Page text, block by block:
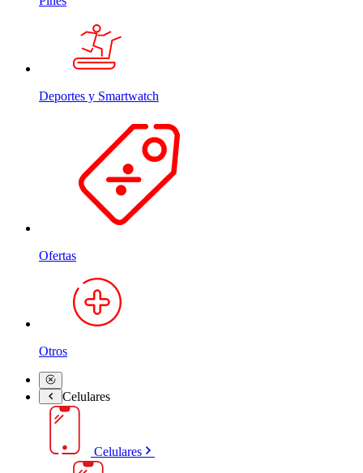
Deportes y Smartwatch
Ofertas
Otros
Celulares
Celulares